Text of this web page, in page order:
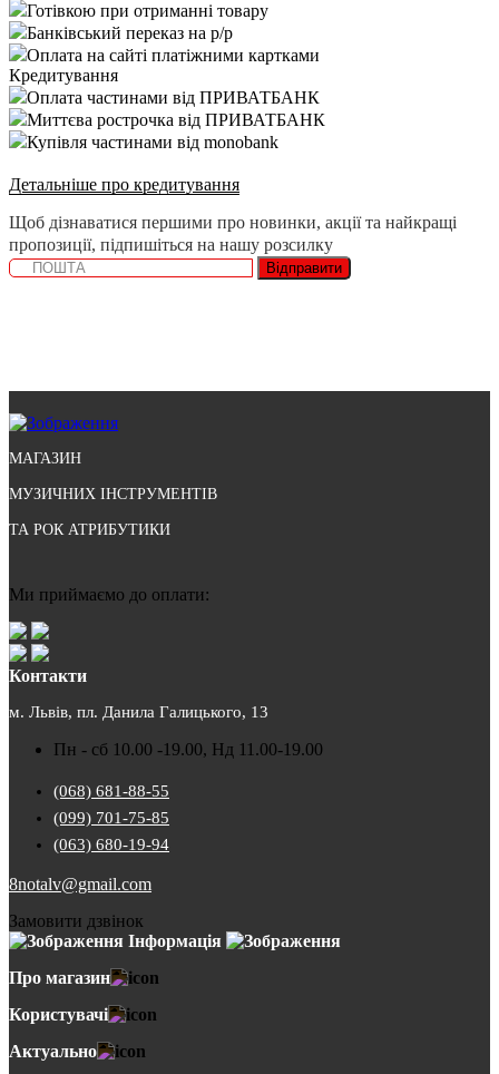
Готівкою при отриманні товару
Банківський переказ на р/р
Оплата на сайті платіжними картками
Кредитування
Оплата частинами від ПРИВАТБАНК
Миттєва рострочка від ПРИВАТБАНК
Купівля частинами від monobank
Детальніше про кредитування
Щоб дізнаватися першими про новинки, акції та найкращі
пропозиції, підпишіться на нашу розсилку
Відправити
МАГАЗИН
МУЗИЧНИХ ІНСТРУМЕНТІВ
ТА РОК АТРИБУТИКИ
Ми приймаємо до оплати:
Контакти
м. Львів, пл. Данила Галицького, 13
Пн - сб 10.00 -19.00, Нд 11.00-19.00
(068) 681-88-55
(099) 701-75-85
(063) 680-19-94
8notalv@gmail.com
Замовити дзвінок
Інформація
Про магазин
Користувачі
Актуально